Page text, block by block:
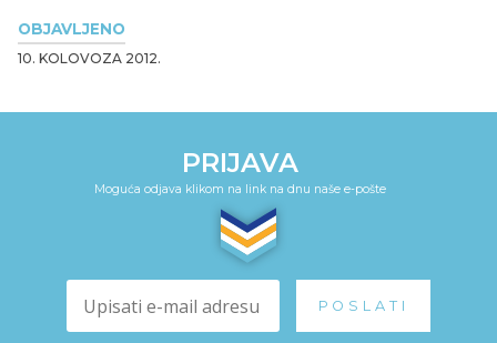
OBJAVLJENO
10. KOLOVOZA 2012.
PRIJAVA
Moguća odjava klikom na link na dnu naše e-pošte